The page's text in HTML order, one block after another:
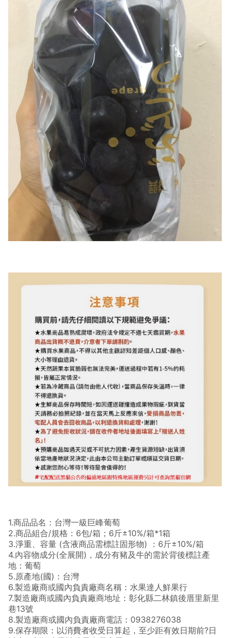
1.商品品名：台灣一級巨峰葡萄
2.商品組合/規格：6包/箱；6斤±10%/箱*1箱
3.淨重、容量 (含液商品需標註固形物) ：6斤±10%/箱
4.內容物成分(全展開)，成分有豬及牛的需於背後標註產
地：葡萄
5.原產地(國)：台灣
6.製造廠商或國內負責廠商名稱：水果達人鮮果行
7.製造廠商或國內負責廠商地址：彰化縣二林鎮後厝里新里
巷13號
8.製造廠商或國內負責廠商電話：0938276038
9.保存期限：以消費者收受日算起，至少距有效日期前?日